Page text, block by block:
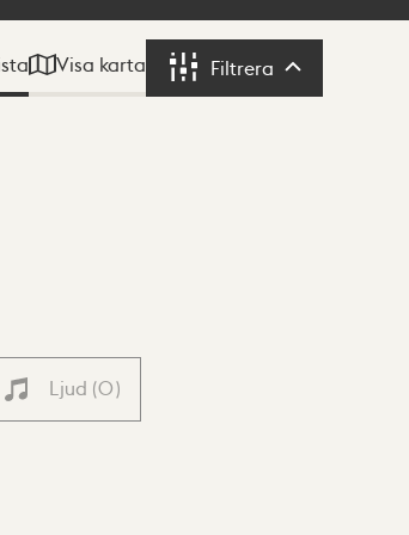
Visa karta Filtrera Filtrera
Ljud (0)